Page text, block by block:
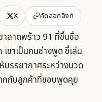
X คัดลอกลิงก์
าลาดพร้าว 91 ที่ขึ้นชื่อ
ขาเป็นคนช่างพูด ขี้เล่น
รรยากาศระหว่างนวด
กกับลูกค้าที่ชอบพูดคุย